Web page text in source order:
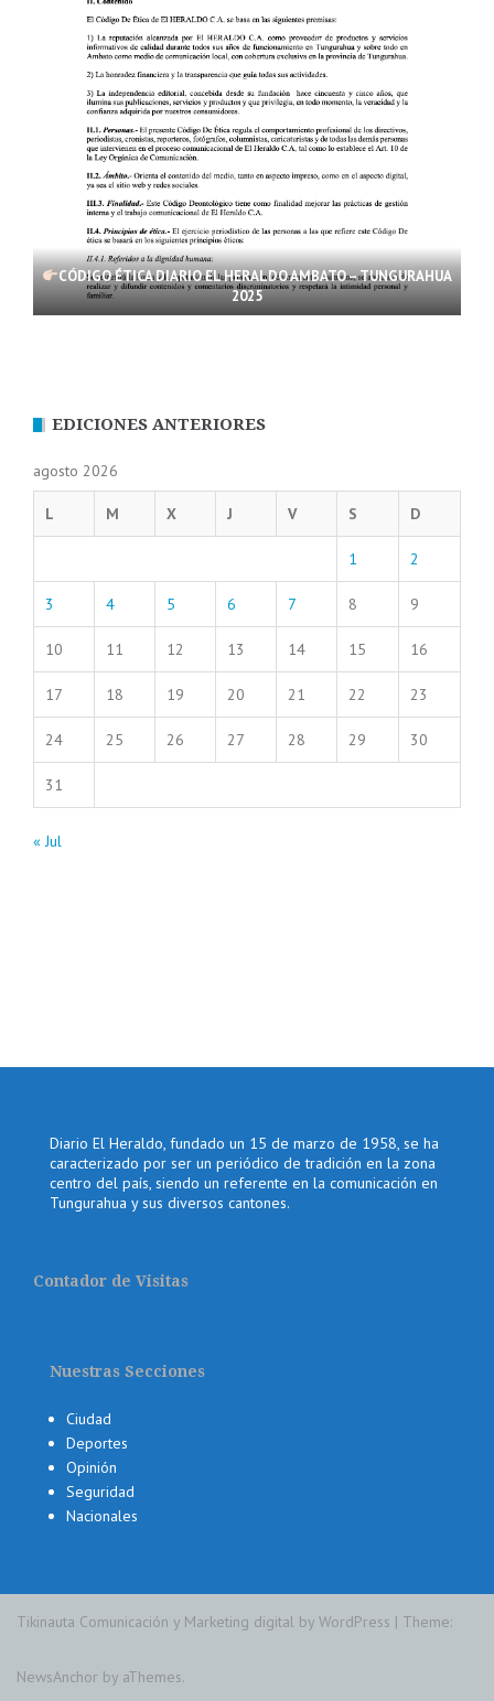
CÓDIGO ÉTICA DIARIO EL HERALDO AMBATO – TUNGURAHUA
2025
EDICIONES ANTERIORES
agosto 2026
L M X J V S D
1 2
3 4 5 6 7 8 9
10 11 12 13 14 15 16
17 18 19 20 21 22 23
24 25 26 27 28 29 30
31
« Jul
Diario El Heraldo, fundado un 15 de marzo de 1958, se ha
caracterizado por ser un periódico de tradición en la zona
centro del país, siendo un referente en la comunicación en
Tungurahua y sus diversos cantones.
Contador de Visitas
Nuestras Secciones
Ciudad
Deportes
Opinión
Seguridad
Nacionales
Tikinauta Comunicación y Marketing digital by WordPress | Theme:
NewsAnchor by aThemes.